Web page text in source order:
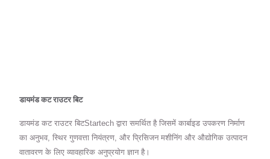
डायमंड कट राउटर बिट
डायमंड कट राउटर बिटStartech द्वारा समर्थित है जिसमें कार्बाइड उपकरण निर्माण
का अनुभव, स्थिर गुणवत्ता नियंत्रण, और प्रिसिजन मशीनिंग और औद्योगिक उत्पादन
वातावरण के लिए व्यावहारिक अनुप्रयोग ज्ञान है।